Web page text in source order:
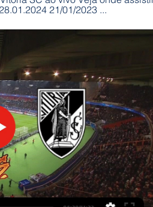
21/01/2023 ...